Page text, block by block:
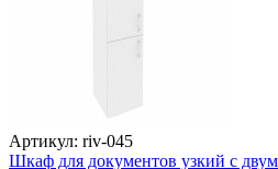
Артикул: riv-045
Шкаф для документов узкий с